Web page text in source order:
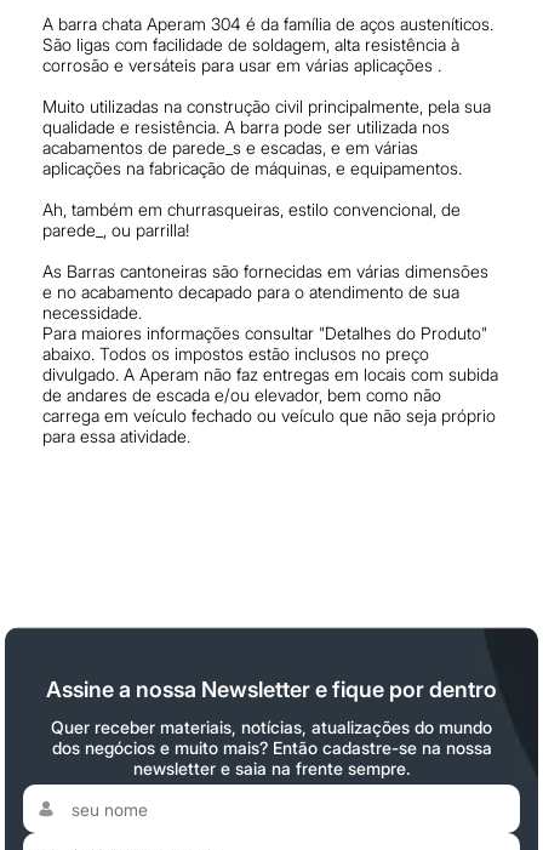
A barra chata Aperam 304 é da família de aços austeníticos.
São ligas com facilidade de soldagem, alta resistência à
corrosão e versáteis para usar em várias aplicações .
Muito utilizadas na construção civil principalmente, pela sua
qualidade e resistência. A barra pode ser utilizada nos
acabamentos de parede_s e escadas, e em várias
aplicações na fabricação de máquinas, e equipamentos.
Ah, também em churrasqueiras, estilo convencional, de
parede_, ou parrilla!
As Barras cantoneiras são fornecidas em várias dimensões
e no acabamento decapado para o atendimento de sua
necessidade.
Para maiores informações consultar "Detalhes do Produto"
abaixo. Todos os impostos estão inclusos no preço
divulgado. A Aperam não faz entregas em locais com subida
de andares de escada e/ou elevador, bem como não
carrega em veículo fechado ou veículo que não seja próprio
para essa atividade.
Assine a nossa Newsletter e fique por dentro
Quer receber materiais, notícias, atualizações do mundo
dos negócios e muito mais? Então cadastre-se na nossa
newsletter e saia na frente sempre.